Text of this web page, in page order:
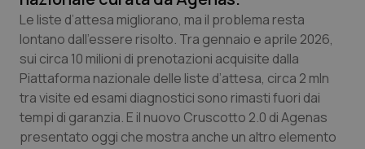
Calabria
Campania
Emilia-Romagna
Asma & BPCO
Car-T
Colesterolo & coronaropatie
Le liste d’attesa migliorano, ma il problema resta
lontano dall’essere risolto. Tra gennaio e aprile 2026,
sui circa 10 milioni di prenotazioni acquisite dalla
Piattaforma nazionale delle liste d’attesa, circa 2 mln
tra visite ed esami diagnostici sono rimasti fuori dai
tempi di garanzia. E il nuovo Cruscotto 2.0 di Agenas
presentato oggi che mostra anche un altro elemento